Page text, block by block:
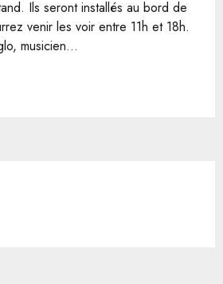
Ils seront installés au bord de
venir les voir entre 11h et 18h.
musicien...